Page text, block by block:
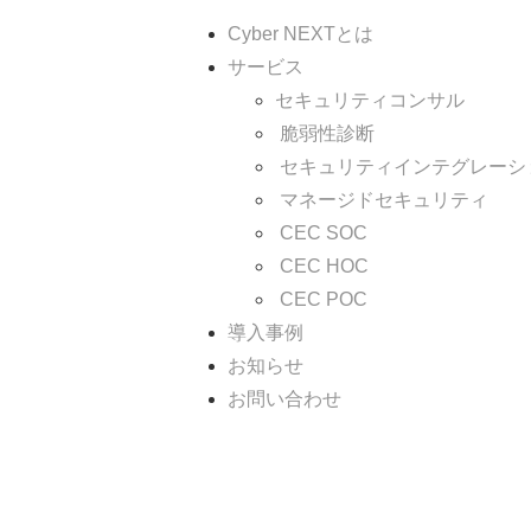
Cyber NEXTとは
サービス
セキュリティコンサル
脆弱性診断
セキュリティインテグレーシ
マネージドセキュリティ
CEC SOC
CEC HOC
CEC POC
導入事例
お知らせ
お問い合わせ